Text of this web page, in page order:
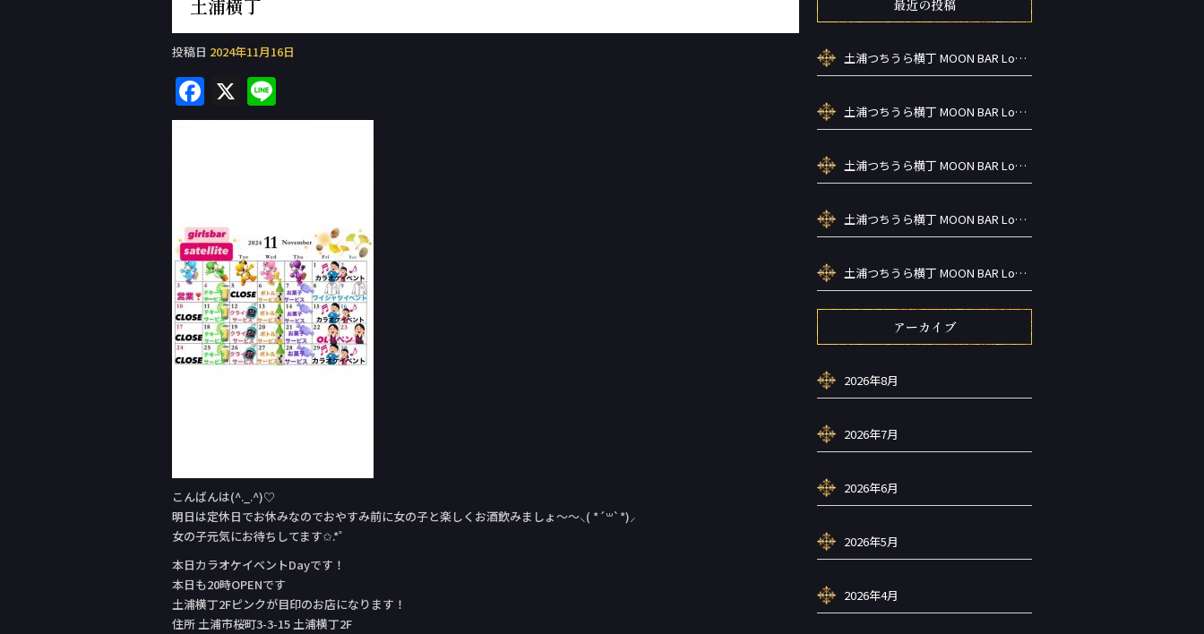
土浦横丁
投稿日 2024年11月16日
F
a
o
o
k
X
n
こんばんは(^._.^)♡
明日は定休日でお休みなのでおやすみ前に女の子と楽しくお酒飲みましょ〜〜⸜( *´꒳`*)⸝
女の子元気にお待ちしてます✩.*˚
本日カラオケイベントDay‬です！
本日も20時OPENです
土浦横丁2Fピンクが目印のお店になります！
住所 土浦市桜町3-3-15 土浦横丁2F
最近の投稿
土浦つちうら横丁 MOON BAR Lounge ーズメントBAR シーシャカラ オケお酒
土浦つちうら横丁 MOON BAR Lounge ーズメントBAR シーシャカラ オケお酒
土浦つちうら横丁 MOON BAR Lounge ーズメントBAR シーシャカラ オケお酒
土浦つちうら横丁 MOON BAR Lounge ーズメントBAR シーシャカラ オケお酒
土浦つちうら横丁 MOON BAR Lounge ーズメントBAR シーシャカラ オケお酒
アーカイブ
2026年8月
2026年7月
2026年6月
2026年5月
2026年4月